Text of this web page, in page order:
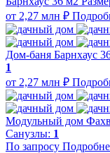
от 2,27 млн ₽
Дом-баня Барнхаус
1
от 2,27 млн ₽
Модульный дом
Санузлы: 1
По запросу